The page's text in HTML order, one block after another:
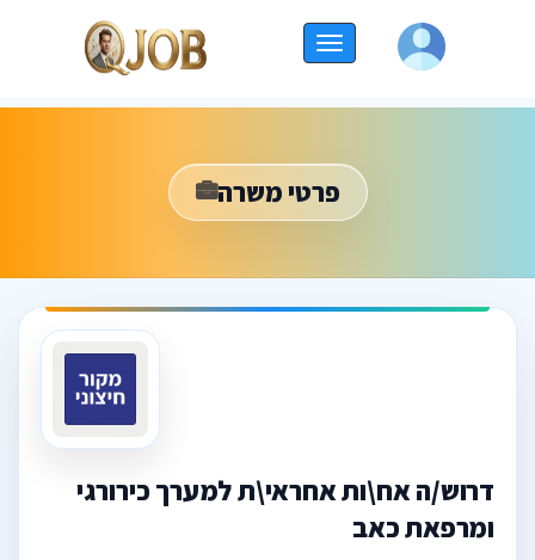
החלף
ניווט
פרטי משרה
דרוש/ה אח\ות אחראי\ת למערך כירורגי
ומרפאת כאב